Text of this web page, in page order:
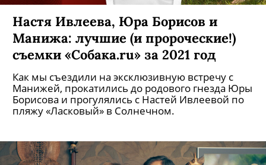
Настя Ивлеева, Юра Борисов и
Манижа: лучшие (и пророческие!)
съемки «Собака.ru» за 2021 год
Как мы съездили на эксклюзивную встречу с
Манижей, прокатились до родового гнезда Юры
Борисова и прогулялись с Настей Ивлеевой по
пляжу «Ласковый» в Солнечном.